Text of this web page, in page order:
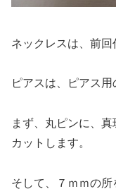
ネックレスは、前回
ピアスは、ピアス用
まず、丸ピンに、真
カットします。
そして、７ｍｍの